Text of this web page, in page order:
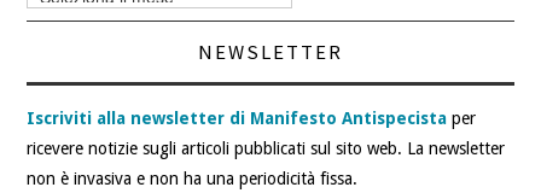
articoli
NEWSLETTER
Iscriviti alla newsletter di Manifesto Antispecista per
ricevere notizie sugli articoli pubblicati sul sito web. La newsletter
non è invasiva e non ha una periodicità fissa.